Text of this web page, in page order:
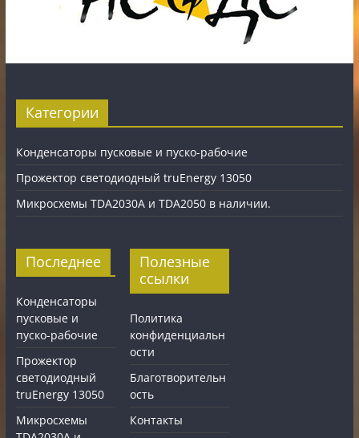
Категории
Конденсаторы пусковые и пуско-рабочие
Прожектор светодиодный truEnergy 13050
Микросхемы TDA2030A и TDA2050 в наличии.
Последнее
Конденсаторы
пусковые и
пуско-рабочие
Прожектор
светодиодный
truEnergy 13050
Микросхемы
Полезные
ссылки
Политика
конфиденциальн
ости
Благотворительн
ость
Контакты